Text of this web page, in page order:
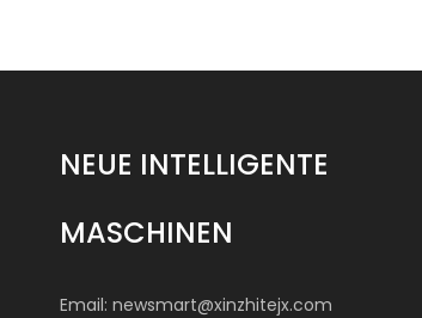
NEUE INTELLIGENTE
MASCHINEN
Email: newsmart@xinzhitejx.com